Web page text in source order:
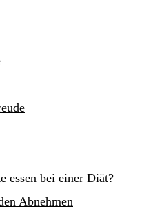
essen bei einer Diät?
Abnehmen